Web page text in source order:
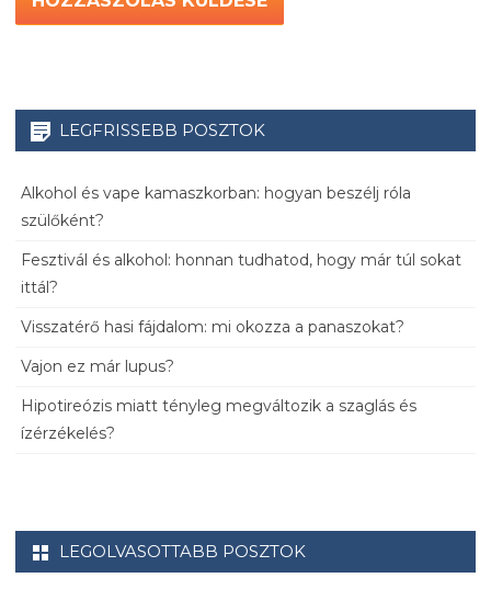
LEGFRISSEBB POSZTOK
Alkohol és vape kamaszkorban: hogyan beszélj róla
szülőként?
Fesztivál és alkohol: honnan tudhatod, hogy már túl sokat
ittál?
Visszatérő hasi fájdalom: mi okozza a panaszokat?
Vajon ez már lupus?
Hipotireózis miatt tényleg megváltozik a szaglás és
ízérzékelés?
LEGOLVASOTTABB POSZTOK